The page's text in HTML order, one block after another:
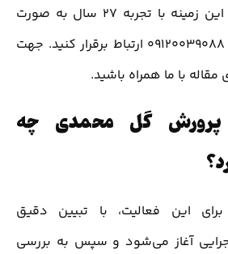
کارشناس و متخصص این زمینه با تجربه 27 سال به صورت
تلفنی با شماره تماس 09120039088 ارتباط برقرار کنید. جهت
مقاله با ما همراه باشید.
پرورش گل محمدی چه
این فعالیت، با تبیین دقیق
آغاز می‌شود و سپس به بررسی